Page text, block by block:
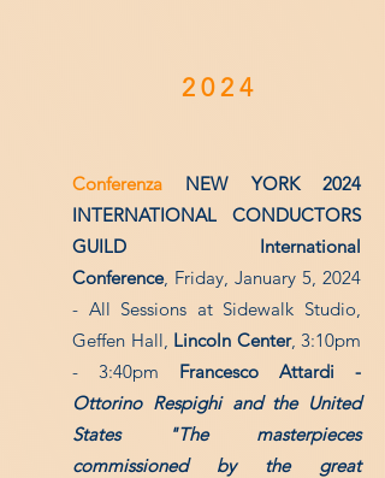
2 0 2 4
Conferenza NEW YORK2024
INTERNATIONAL CONDUCTORS
GUILD International
Conference, Friday, January 5, 2024
- All Sessions at Sidewalk Studio,
Geffen Hall, Lincoln Center, 3:10pm
- 3:40pm Francesco Attardi -
Ottorino Respighi and the United
States "The masterpieces
commissioned by the great